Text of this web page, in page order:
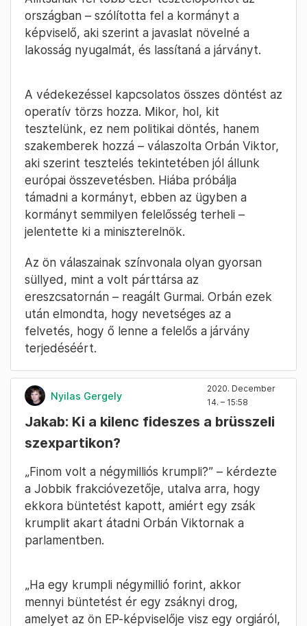
országban – szólította fel a kormányt a
képviselő, aki szerint a javaslat növelné a
lakosság nyugalmát, és lassítaná a járványt.
A védekezéssel kapcsolatos összes döntést az
operatív törzs hozza. Mikor, hol, kit
tesztelünk, ez nem politikai döntés, hanem
szakemberek hozzá – válaszolta Orbán Viktor,
aki szerint tesztelés tekintetében jól állunk
európai összevetésben. Hiába próbálja
támadni a kormányt, ebben az ügyben a
kormányt semmilyen felelősség terheli –
jelentette ki a miniszterelnök.
Az ön válaszainak színvonala olyan gyorsan
süllyed, mint a volt párttársa az
ereszcsatornán – reagált Gurmai. Orbán ezek
után elmondta, hogy nevetséges az a
felvetés, hogy ő lenne a felelős a járvány
terjedéséért.
Nyilas Gergely
2020. December
14. – 15:58
Jakab: Ki a kilenc fideszes a brüsszeli
szexpartikon?
„Finom volt a négymilliós krumpli?” – kérdezte
a Jobbik frakcióvezetője, utalva arra, hogy
ekkora büntetést kapott, amiért egy zsák
krumplit akart átadni Orbán Viktornak a
parlamentben.
„Ha egy krumpli négymillió forint, akkor
mennyi büntetést ér egy zsáknyi drog,
amelyet az ön EP-képviselője visz egy orgiáról,